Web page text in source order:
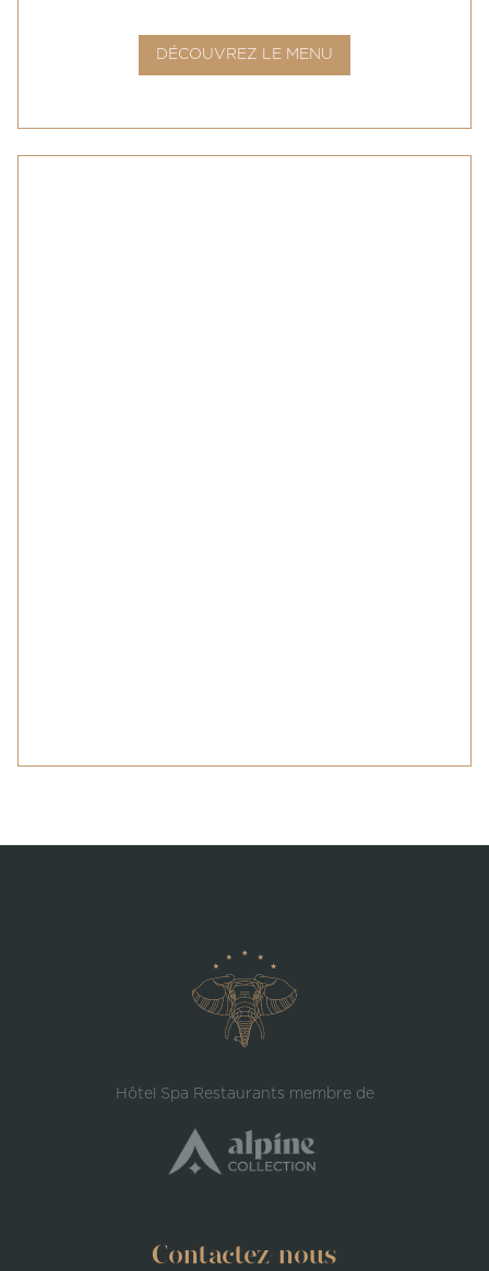
DÉCOUVREZ LE MENU
Hôtel Spa Restaurants membre de
Contactez-nous